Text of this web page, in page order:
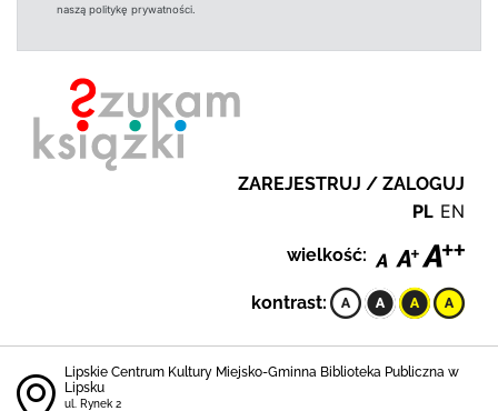
naszą politykę prywatności.
ZAREJESTRUJ / ZALOGUJ
PL EN
wielkość:
kontrast:
Lipskie Centrum Kultury Miejsko-Gminna Biblioteka Publiczna w
Lipsku
ul. Rynek 2